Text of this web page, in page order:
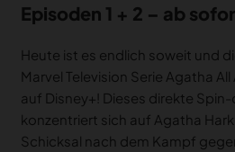
Episoden 1 + 2 – ab
Heute ist es endlich soweit und
Marvel Television Serie Agatha
auf Disney+! Dieses direkte
konzentriert sich auf Agatha
Schicksal nach dem Kampf